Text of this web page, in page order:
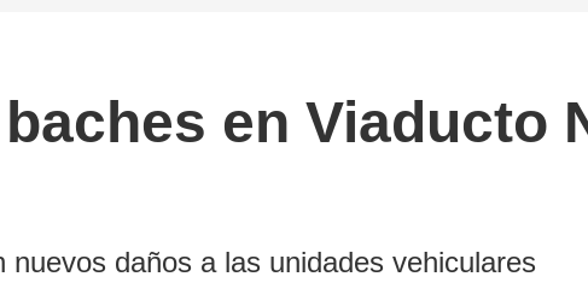
en Viaducto
daños a las unidades vehiculares